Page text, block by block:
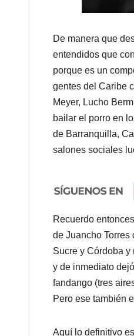
De manera que
entendidos que
porque es un
gentes del Caribe
Meyer, Lucho
bailar el porro en
de Barranquilla,
salones sociales
Recuerdo
de Juancho Torres
Sucre y Córdoba
y de inmediato
fandango (tres
Pero ese también
Aquí lo definitivo